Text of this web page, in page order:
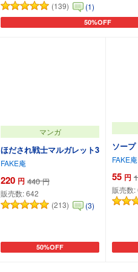
(139)
(1)
50%OFF
カートに追加
マンガ
ほだされ戦士マルガレット3
FAKE庵
220 円 440 円
販売数:642
(213)
(3)
50%OFF
カートに追加
ソー
FAKE庵
55 円
販売数: